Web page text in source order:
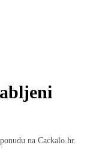
na Cackalo.hr.